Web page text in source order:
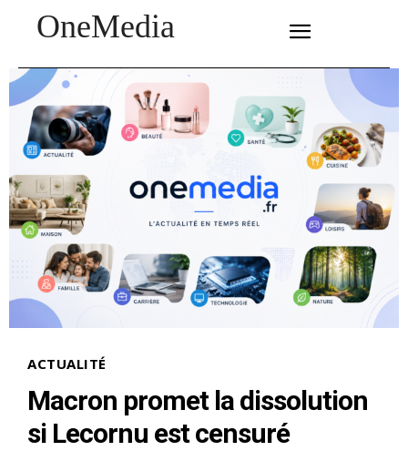
OneMedia
ACTUALITÉ
Macron promet la dissolution
si Lecornu est censuré